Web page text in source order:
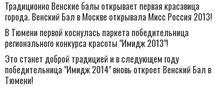
Традиционно Венские балы открывает первая красавица
города. Венский Бал в Москве открывала Мисс Россия 2013!
В Тюмени первой коснулась паркета победительница
регионального конкурса красоты "Имидж 2013"!
Это станет доброй традицией и в следующем году
победительница "Имидж 2014" вновь откроет Венский Бал в
Тюмени!